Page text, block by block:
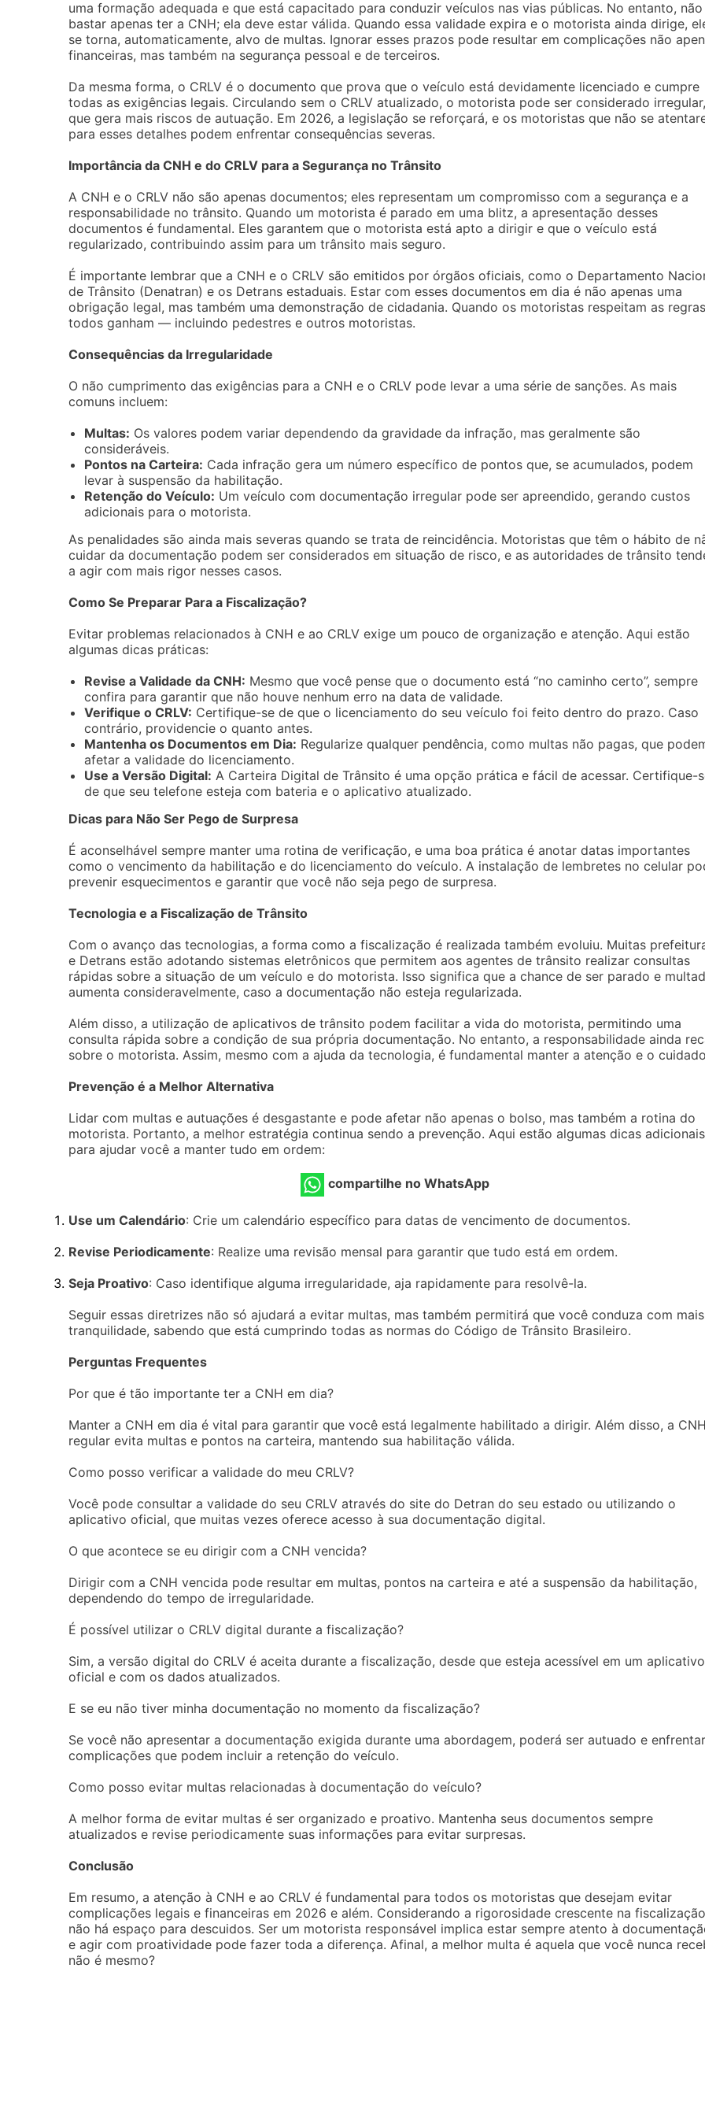
uma formação adequada e que está capacitado para conduzir veículos nas vias públicas. No entanto, não
bastar apenas ter a CNH; ela deve estar válida. Quando essa validade expira e o motorista ainda dirige,
se torna, automaticamente, alvo de multas. Ignorar esses prazos pode resultar em complicações não
financeiras, mas também na segurança pessoal e de terceiros.
Da mesma forma, o CRLV é o documento que prova que o veículo está devidamente licenciado e cumpre
todas as exigências legais. Circulando sem o CRLV atualizado, o motorista pode ser considerado
que gera mais riscos de autuação. Em 2026, a legislação se reforçará, e os motoristas que não se
para esses detalhes podem enfrentar consequências severas.
Importância da CNH e do CRLV para a Segurança no Trânsito
A CNH e o CRLV não são apenas documentos; eles representam um compromisso com a segurança e a
responsabilidade no trânsito. Quando um motorista é parado em uma blitz, a apresentação desses
documentos é fundamental. Eles garantem que o motorista está apto a dirigir e que o veículo está
regularizado, contribuindo assim para um trânsito mais seguro.
É importante lembrar que a CNH e o CRLV são emitidos por órgãos oficiais, como o Departamento
de Trânsito (Denatran) e os Detrans estaduais. Estar com esses documentos em dia é não apenas uma
obrigação legal, mas também uma demonstração de cidadania. Quando os motoristas respeitam as
todos ganham — incluindo pedestres e outros motoristas.
Consequências da Irregularidade
O não cumprimento das exigências para a CNH e o CRLV pode levar a uma série de sanções. As mais
comuns incluem:
Multas: Os valores podem variar dependendo da gravidade da infração, mas geralmente são
consideráveis.
Pontos na Carteira: Cada infração gera um número específico de pontos que, se acumulados, podem
levar à suspensão da habilitação.
Retenção do Veículo: Um veículo com documentação irregular pode ser apreendido, gerando custos
adicionais para o motorista.
As penalidades são ainda mais severas quando se trata de reincidência. Motoristas que têm o hábito de
cuidar da documentação podem ser considerados em situação de risco, e as autoridades de trânsito
a agir com mais rigor nesses casos.
Como Se Preparar Para a Fiscalização?
Evitar problemas relacionados à CNH e ao CRLV exige um pouco de organização e atenção. Aqui estão
algumas dicas práticas:
Revise a Validade da CNH: Mesmo que você pense que o documento está “no caminho certo”, sempre
confira para garantir que não houve nenhum erro na data de validade.
Verifique o CRLV: Certifique-se de que o licenciamento do seu veículo foi feito dentro do prazo. Caso
contrário, providencie o quanto antes.
Mantenha os Documentos em Dia: Regularize qualquer pendência, como multas não pagas, que
afetar a validade do licenciamento.
Use a Versão Digital: A Carteira Digital de Trânsito é uma opção prática e fácil de acessar. Certifique-
de que seu telefone esteja com bateria e o aplicativo atualizado.
Dicas para Não Ser Pego de Surpresa
É aconselhável sempre manter uma rotina de verificação, e uma boa prática é anotar datas importantes
como o vencimento da habilitação e do licenciamento do veículo. A instalação de lembretes no celular
prevenir esquecimentos e garantir que você não seja pego de surpresa.
Tecnologia e a Fiscalização de Trânsito
Com o avanço das tecnologias, a forma como a fiscalização é realizada também evoluiu. Muitas
e Detrans estão adotando sistemas eletrônicos que permitem aos agentes de trânsito realizar consultas
rápidas sobre a situação de um veículo e do motorista. Isso significa que a chance de ser parado e
aumenta consideravelmente, caso a documentação não esteja regularizada.
Além disso, a utilização de aplicativos de trânsito podem facilitar a vida do motorista, permitindo uma
consulta rápida sobre a condição de sua própria documentação. No entanto, a responsabilidade ainda
sobre o motorista. Assim, mesmo com a ajuda da tecnologia, é fundamental manter a atenção e o
Prevenção é a Melhor Alternativa
Lidar com multas e autuações é desgastante e pode afetar não apenas o bolso, mas também a rotina do
motorista. Portanto, a melhor estratégia continua sendo a prevenção. Aqui estão algumas dicas adicionais
para ajudar você a manter tudo em ordem:
compartilhe no WhatsApp
Use um Calendário: Crie um calendário específico para datas de vencimento de documentos.
Revise Periodicamente: Realize uma revisão mensal para garantir que tudo está em ordem.
Seja Proativo: Caso identifique alguma irregularidade, aja rapidamente para resolvê-la.
Seguir essas diretrizes não só ajudará a evitar multas, mas também permitirá que você conduza com mais
tranquilidade, sabendo que está cumprindo todas as normas do Código de Trânsito Brasileiro.
Perguntas Frequentes
Por que é tão importante ter a CNH em dia?
Manter a CNH em dia é vital para garantir que você está legalmente habilitado a dirigir. Além disso, a CNH
regular evita multas e pontos na carteira, mantendo sua habilitação válida.
Como posso verificar a validade do meu CRLV?
Você pode consultar a validade do seu CRLV através do site do Detran do seu estado ou utilizando o
aplicativo oficial, que muitas vezes oferece acesso à sua documentação digital.
O que acontece se eu dirigir com a CNH vencida?
Dirigir com a CNH vencida pode resultar em multas, pontos na carteira e até a suspensão da habilitação,
dependendo do tempo de irregularidade.
É possível utilizar o CRLV digital durante a fiscalização?
Sim, a versão digital do CRLV é aceita durante a fiscalização, desde que esteja acessível em um aplicativo
oficial e com os dados atualizados.
E se eu não tiver minha documentação no momento da fiscalização?
Se você não apresentar a documentação exigida durante uma abordagem, poderá ser autuado e enfrentar
complicações que podem incluir a retenção do veículo.
Como posso evitar multas relacionadas à documentação do veículo?
A melhor forma de evitar multas é ser organizado e proativo. Mantenha seus documentos sempre
atualizados e revise periodicamente suas informações para evitar surpresas.
Conclusão
Em resumo, a atenção à CNH e ao CRLV é fundamental para todos os motoristas que desejam evitar
complicações legais e financeiras em 2026 e além. Considerando a rigorosidade crescente na
não há espaço para descuidos. Ser um motorista responsável implica estar sempre atento à
e agir com proatividade pode fazer toda a diferença. Afinal, a melhor multa é aquela que você nunca
não é mesmo?